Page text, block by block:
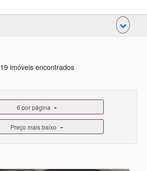
19 imóveis encontrados
6 por página
Preço mais baixo